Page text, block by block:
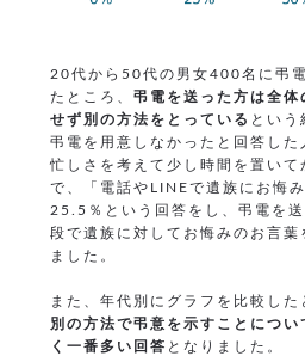
20代から50代の男女400名に弔
たところ、弔電を送った方は全
せず別の方法をとっている という
弔電を用意しなかったと回答し
忙しさを考えて少し時間を置い
で、「電話やLINEで遺族にお悔
25.5％という回答をし、弔電を
段で遺族に対してお悔みのお言葉
ました。
また、年代別にグラフを比較した
別の方法で弔意を示すことにつ
く一番多い回答 となりました。